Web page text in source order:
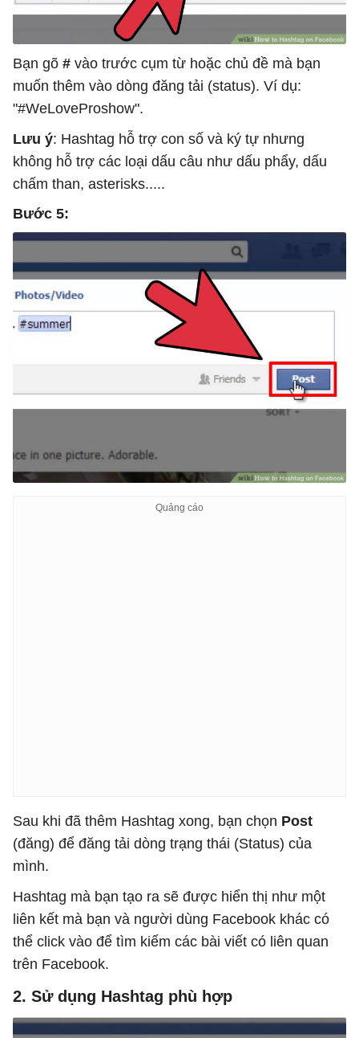
Bạn gõ # vào trước cụm từ hoặc chủ đề mà bạn
muốn thêm vào dòng đăng tải (status). Ví dụ:
"#WeLoveProshow".
Lưu ý: Hashtag hỗ trợ con số và ký tự nhưng
không hỗ trợ các loại dấu câu như dấu phẩy, dấu
chấm than, asterisks.....
Bước 5:
Sau khi đã thêm Hashtag xong, bạn chọn Post
(đăng) để đăng tải dòng trạng thái (Status) của
mình.
Hashtag mà bạn tạo ra sẽ được hiển thị như một
liên kết mà bạn và người dùng Facebook khác có
thể click vào để tìm kiếm các bài viết có liên quan
trên Facebook.
2. Sử dụng Hashtag phù hợp